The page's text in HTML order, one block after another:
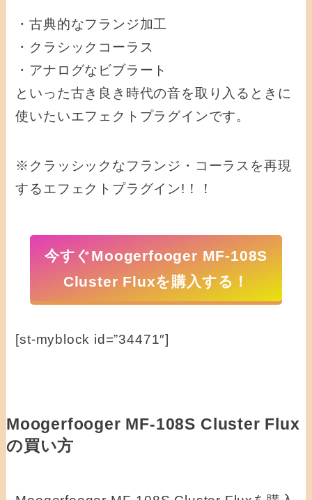
・古典的なフランジ加工
・クラシックコーラス
・アナログなビブラート
といった古き良き時代の音を取り入るときに
使いたいエフェクトプラグインです。
※クラッシックなフランジ・コーラスを再現
するエフェクトプラグイン!！！
今すぐMoogerfooger MF-108S
Cluster Fluxを購入する！
[st-myblock id=”34471″]
Moogerfooger MF-108S Cluster Flux
の買い方